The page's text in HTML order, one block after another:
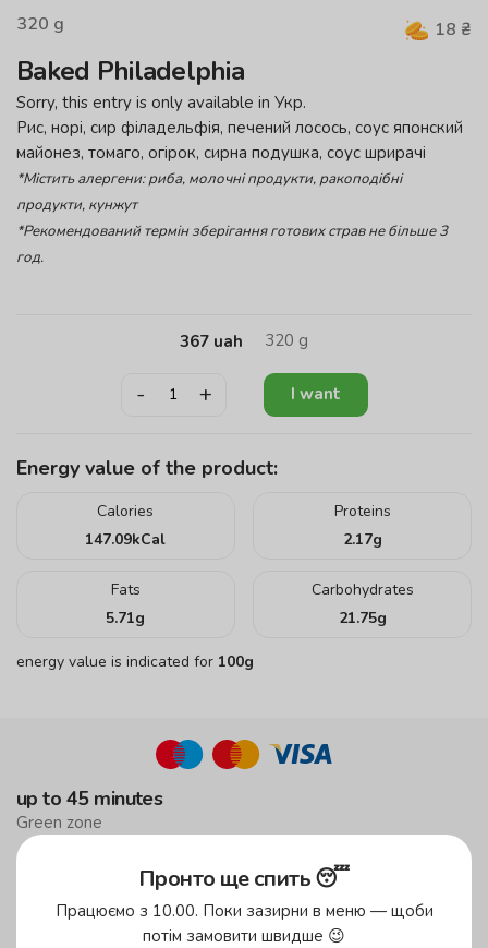
320 g 18 ₴
Baked Philadelphia
Sorry, this entry is only available in Укр.
Рис, норі, сир філадельфія, печений лосось, соус японский
майонез, томаго, огірок, сирна подушка, соус шрирачі
*Містить алергени: риба, молочні продукти, ракоподібні
продукти, кунжут
*Рекомендований термін зберігання готових страв не більше 3
год.
367 uah 320 g
- + I want
Energy value of the product:
Calories
147.09kCal
Proteins
2.17g
Fats
5.71g
Carbohydrates
21.75g
energy value is indicated for 100g
up to 45 minutes
Green zone
up to 59 minutes
free delivery
Пронто ще спить 😴
Працюємо з 10.00. Поки зазирни в меню — щоби
потім замовити швидше 😉